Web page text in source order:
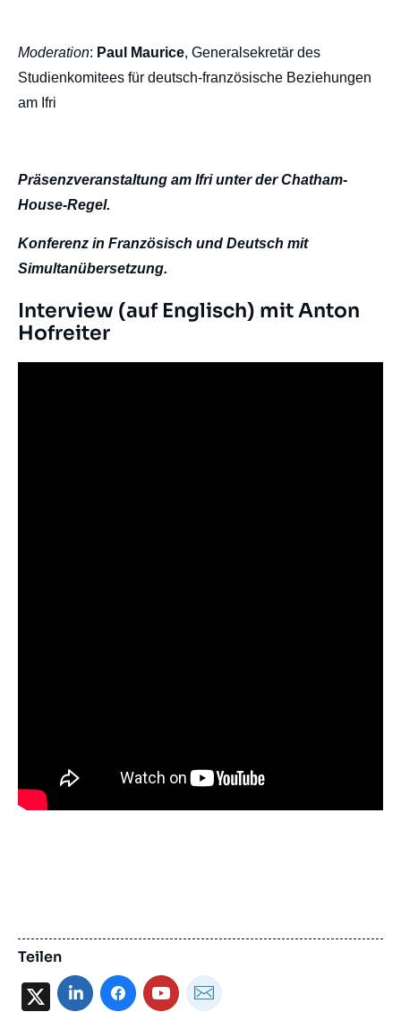
Moderation: Paul Maurice, Generalsekretär des
Studienkomitees für deutsch-französische Beziehungen
am Ifri
Präsenzveranstaltung am Ifri unter der Chatham-
House-Regel.
Konferenz in Französisch und Deutsch mit
Simultanübersetzung.
Titre
Edito
Interview (auf Englisch) mit Anton
Hofreiter
Teilen
X